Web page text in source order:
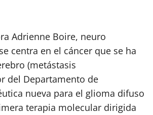
Adrienne Boire, neuro
centra en el cáncer que se ha
(metástasis
del Departamento de
nueva para el glioma difuso
terapia molecular dirigida